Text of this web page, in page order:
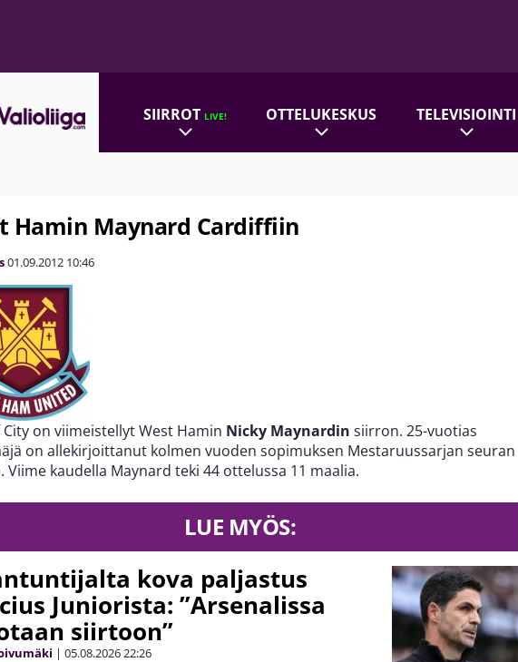
SIIRROTLIVE! OTTELUKESKUS TELEVISIOINTI
Hamin Maynard Cardiffiin
01.09.2012 10:46
on viimeistellyt West Hamin Nicky Maynardin siirron. 25-vuotias
on allekirjoittanut kolmen vuoden sopimuksen Mestaruussarjan seuran
Viime kaudella Maynard teki 44 ottelussa 11 maalia.
LUE MYÖS:
kova paljastus
Juniorista: ”Arsenalissa
siirtoon”
| 05.08.202622:26